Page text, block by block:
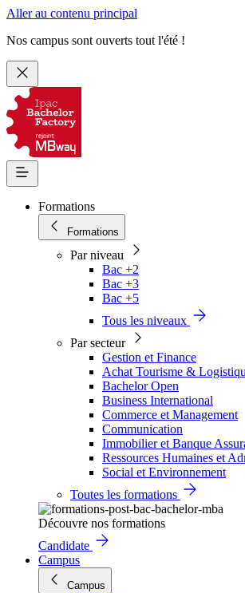
Aller au contenu principal
Nos campus sont ouverts tout l'été !
Formations
Formations
Par niveau
Bac +2
Bac +3
Bac +5
Tous les niveaux
Par secteur
Gestion et Finance
Achat Tourisme &
Bachelor Open
Business International
Commerce et Management
Communication
Immobilier et Banque
Ressources Humaines et
Social et Environnement
Toutes les formations
Découvre nos formations
Candidate
Campus
Campus